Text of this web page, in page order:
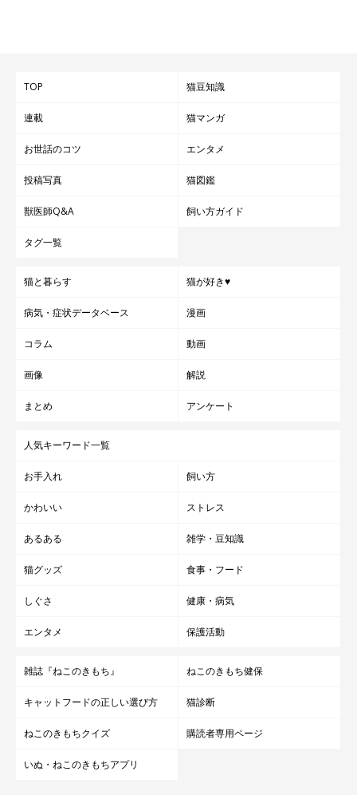
TOP 猫豆知識
連載 猫マンガ
お世話のコツ エンタメ
投稿写真 猫図鑑
獣医師Q&A 飼い方ガイド
タグ一覧
猫と暮らす 猫が好き♥
病気・症状データベース 漫画
コラム 動画
画像 解説
まとめ アンケート
人気キーワード一覧
お手入れ 飼い方
かわいい ストレス
あるある 雑学・豆知識
猫グッズ 食事・フード
しぐさ 健康・病気
エンタメ 保護活動
雑誌『ねこのきもち』 ねこのきもち健保
キャットフードの正しい選び方 猫診断
ねこのきもちクイズ 購読者専用ページ
いぬ・ねこのきもちアプリ